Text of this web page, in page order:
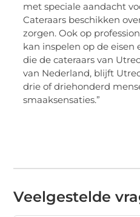
met speciale aandacht
Cateraars beschikken
zorgen. Ook op
kan inspelen op de
die de cateraars van
van Nederland, blijft
drie of driehonderd
smaaksensaties.”
Veelgestelde